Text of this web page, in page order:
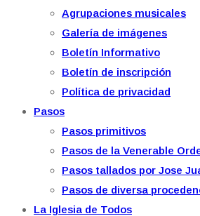
Agrupaciones musicales
Galería de imágenes
Boletín Informativo
Boletín de inscripción
Política de privacidad
Pasos
Pasos primitivos
Pasos de la Venerable
Pasos tallados por Jose
Pasos de diversa
La Iglesia de Todos